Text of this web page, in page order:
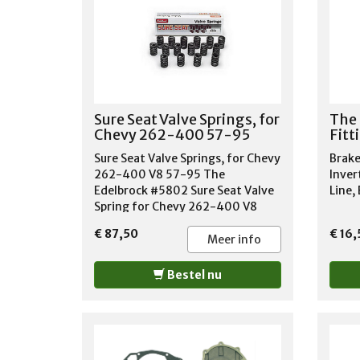
Sure Seat Valve Springs, for
Chevy 262-400 57-95
Sure Seat Valve Springs, for Chevy
262-400 V8 57-95 The
Edelbrock #5802 Sure Seat Valve
Spring for Chevy 262-400 V8
1957-95 O.E Cast iron cylinder
heads are made of highest
quality spring wire and precision
wound to close tolerances, our
Sure Seat Valve Spring sets are
and Torker-Plus camshafts.
€ 87,50 Meer info
Bestel nu
The
Line,
€